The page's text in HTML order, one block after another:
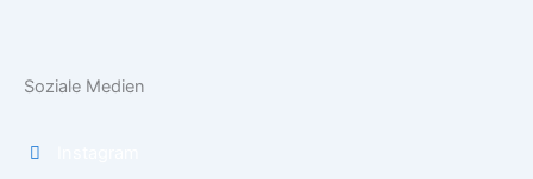
Soziale Medien